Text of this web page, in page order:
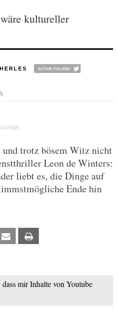
kultureller
trotz bösem Witz nicht
Leon de Winters:
liebt es, die Dinge auf
Ende hin
Email
mir Inhalte von Youtube